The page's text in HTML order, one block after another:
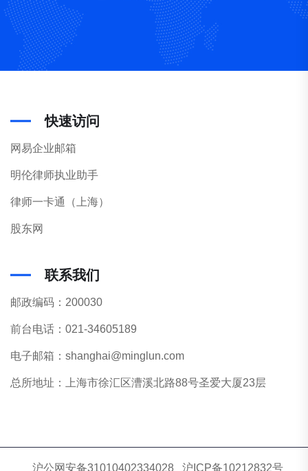
快速访问
网易企业邮箱
明伦律师执业助手
律师一卡通（上海）
股东网
联系我们
邮政编码：200030
前台电话：021-34605189
电子邮箱：shanghai@minglun.com
总所地址：上海市徐汇区漕溪北路88号圣爱大厦23层
沪公网安备31010402334028 沪ICP备10212832号